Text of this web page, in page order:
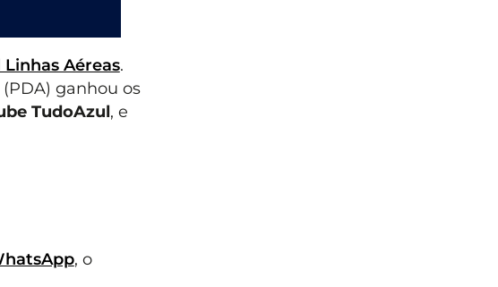
Linhas Aéreas.
(PDA) ganhou os
TudoAzul, e
, o